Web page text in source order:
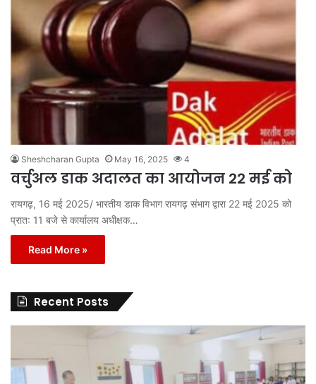
Sheshcharan Gupta May 16, 2025 4
वर्चुअल डाक अदालत का आयोजन 22 मई को
रायगढ़, 16 मई 2025/ भारतीय डाक विभाग रायगढ़ संभाग द्वारा 22 मई 2025 को
प्रात: 11 बजे से कार्यालय अधीक्षक…
Read More »
Recent Posts